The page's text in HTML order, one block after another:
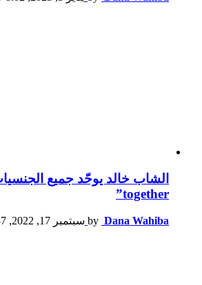
together”
by Dana Wahiba سبتمبر 17, 2022, 8:57 م